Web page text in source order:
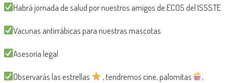
Habrá jornada de salud por nuestros amigos de ECOS del ISSSTE
Vacunas antirrábicas para nuestras mascotas
Asesoría legal
Observarás las estrellas , tendremos cine, palomitas
,